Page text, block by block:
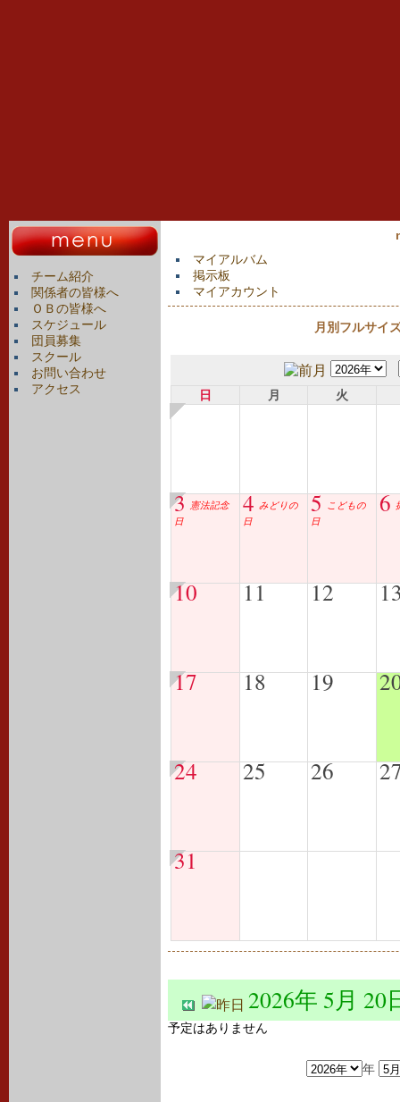
チーム紹介
関係者の皆様へ
ＯＢの皆様へ
スケジュール
団員募集
スクール
お問い合わせ
アクセス
マイアルバム
掲示板
マイアカウント
月別フルサイ
日 月 火
3 憲法記念
日
4 みどりの
日
5 こどもの
日
6
10 11 12
17 18 19
24 25 26
31
2026年 5月 20
予定はありません
年